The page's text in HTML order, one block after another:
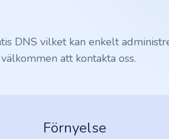
DNS vilket kan enkelt
att kontakta oss.
Förnyelse